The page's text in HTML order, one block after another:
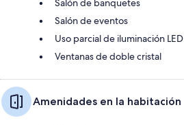
Salón de banquetes
Salón de eventos
Uso parcial de iluminación LED
Ventanas de doble cristal
Amenidades en la habitación